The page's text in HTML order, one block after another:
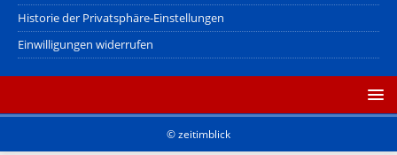
Historie der Privatsphäre-Einstellungen
Einwilligungen widerrufen
© zeitimblick